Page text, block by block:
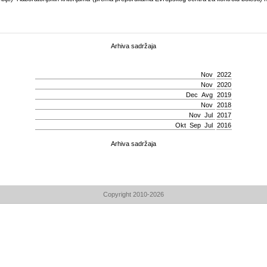
Arhiva sadržaja
Nov 2022
Nov 2020
Dec Avg 2019
Nov 2018
Nov Јul 2017
Okt Sep Јul 2016
Arhiva sadržaja
Copyright 2010-2026